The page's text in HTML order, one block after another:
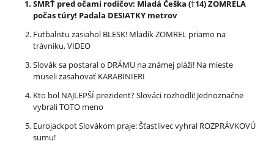
SMRŤ pred očami rodičov: Mladá Češka (†14) ZOMRELA
počas túry! Padala DESIATKY metrov
Futbalistu zasiahol BLESK! Mladík ZOMREL priamo na
trávniku, VIDEO
Slovák sa postaral o DRÁMU na známej pláži! Na mieste
museli zasahovať KARABINIERI
Kto bol NAJLEPŠÍ prezident? Slováci rozhodli! Jednoznačne
vybrali TOTO meno
Eurojackpot Slovákom praje: Šťastlivec vyhral ROZPRÁVKOVÚ
sumu!